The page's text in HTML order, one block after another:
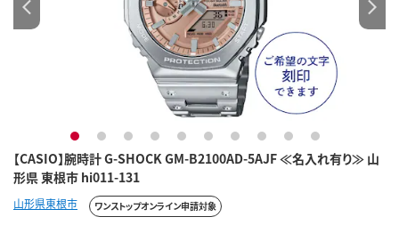
【CASIO】腕時計 G-SHOCK GM-B2100AD-5AJF ≪名入れ有り≫ 山
形県 東根市 hi011-131
1 2 3 4 5 6 7 8 9 10
山形県東根市 ワンストップオンライン申請対象